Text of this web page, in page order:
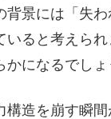
景には「失
ると考えら
になるでしょ
造を崩す瞬